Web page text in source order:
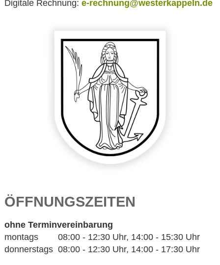
Digitale Rechnung: e-rechnung@westerkappeln.de
ÖFFNUNGSZEITEN
ohne Terminvereinbarung
montags 08:00 - 12:30 Uhr, 14:00 - 15:30 Uhr
donnerstags 08:00 - 12:30 Uhr, 14:00 - 17:30 Uhr